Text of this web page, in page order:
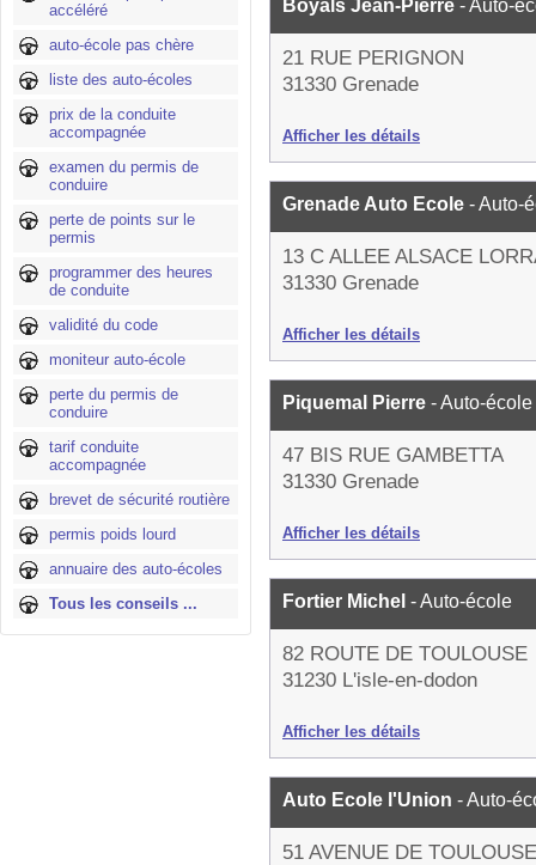
accéléré
auto-école pas chère
liste des auto-écoles
prix de la conduite
accompagnée
examen du permis de
conduire
perte de points sur le
permis
programmer des heures
de conduite
validité du code
moniteur auto-école
perte du permis de
conduire
tarif conduite
accompagnée
brevet de sécurité routière
permis poids lourd
annuaire des auto-écoles
Tous les conseils ...
Boyals Jean-Pierre - Auto-
21 RUE PERIGNON
31330 Grenade
Afficher les détails
Grenade Auto Ecole - Auto-
13 C ALLEE ALSACE
31330 Grenade
Afficher les détails
Piquemal Pierre - Auto-école
47 BIS RUE GAMBETTA
31330 Grenade
Afficher les détails
Fortier Michel - Auto-école
82 ROUTE DE TOULOUSE
31230 L'isle-en-dodon
Afficher les détails
Auto Ecole l'Union - Auto-
51 AVENUE DE TOULOUSE